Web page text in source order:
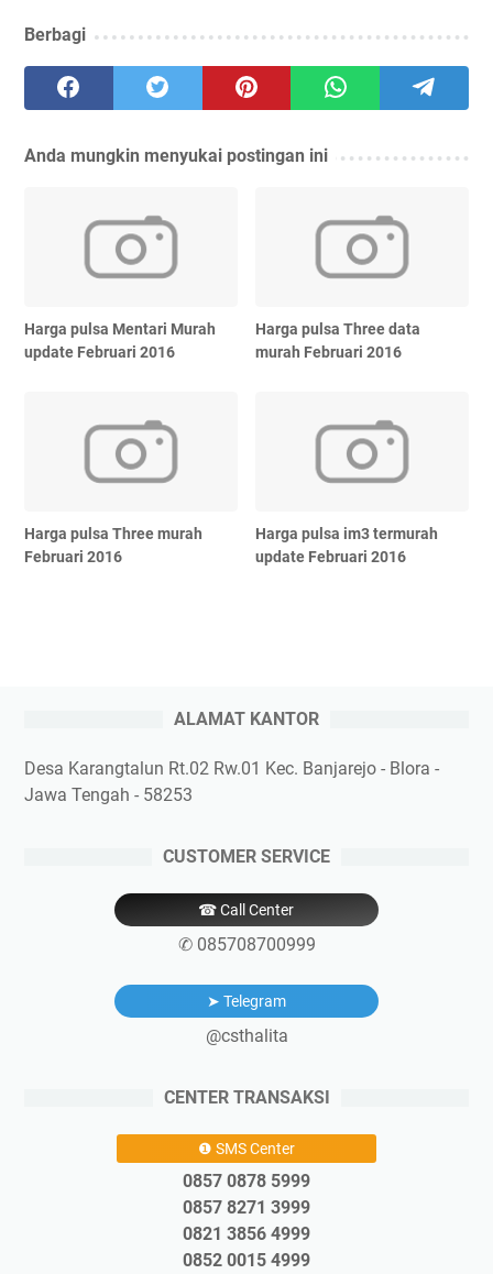
Berbagi
Anda mungkin menyukai postingan ini
Harga pulsa Mentari Murah
update Februari 2016
Harga pulsa Three data
murah Februari 2016
Harga pulsa Three murah
Februari 2016
Harga pulsa im3 termurah
update Februari 2016
ALAMAT KANTOR
Desa Karangtalun Rt.02 Rw.01 Kec. Banjarejo - Blora -
Jawa Tengah - 58253
CUSTOMER SERVICE
☎ Call Center
✆ 085708700999
➤ Telegram
@csthalita
CENTER TRANSAKSI
❶ SMS Center
0857 0878 5999
0857 8271 3999
0821 3856 4999
0852 0015 4999